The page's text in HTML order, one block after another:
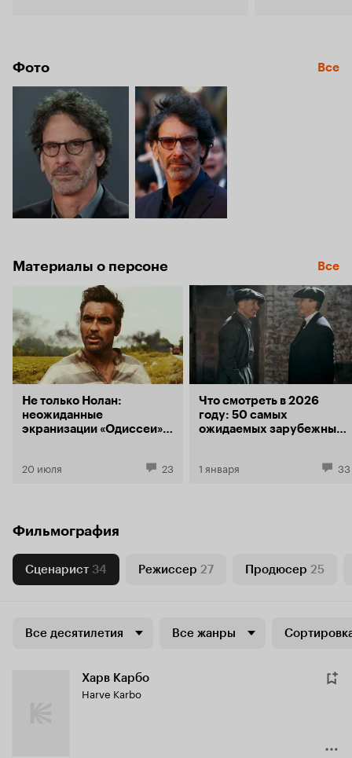
Фото Все
Материалы о персоне Все
Не только Нолан:
неожиданные
экранизации «Одиссеи»,
20 июля 23
Что смотреть в 2026
году: 50 самых
ожидаемых зарубежных
1 января 33
Фильмография
Сценарист 34 Режиссер 27 Продюсер 25
Все десятилетия Все жанры
Харв Карбо
Harve Karbo